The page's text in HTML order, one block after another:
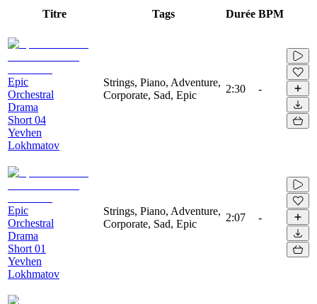
Titre Tags Durée BPM
Epic
Orchestral
Drama
Short 04
Yevhen
Lokhmatov
Strings, Piano, Adventure,
Corporate, Sad, Epic
2:30 -
Epic
Orchestral
Drama
Short 01
Yevhen
Lokhmatov
Strings, Piano, Adventure,
Corporate, Sad, Epic
2:07 -